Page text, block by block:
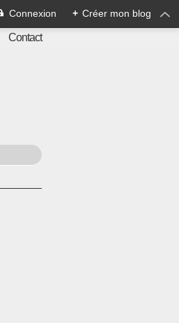
Connexion + Créer mon blog
Contact